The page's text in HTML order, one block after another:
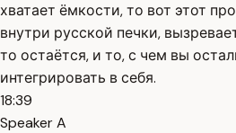
хватает ёмкости, то вот этот
внутри русской печки,
то остаётся, и то, с чем вы
интегрировать в себя.
18:39
Speaker A